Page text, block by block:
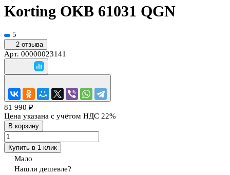
Korting OKB 61031 QGN
5
2 отзыва
Арт. 00000023141
81 990 ₽
Цена указана с учётом НДС 22%
В корзину
Купить в 1 клик
Мало
Нашли дешевле?